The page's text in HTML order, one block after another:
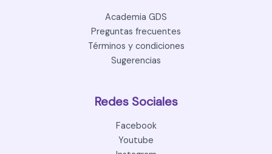
Academia GDS
Preguntas frecuentes
Términos y condiciones
Sugerencias
Redes Sociales
Facebook
Youtube